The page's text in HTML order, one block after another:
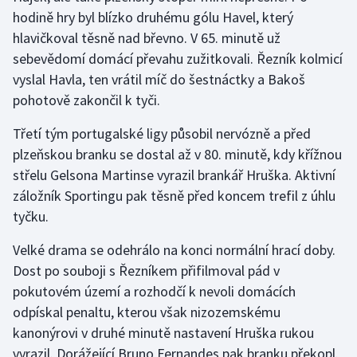
hodině hry byl blízko druhému gólu Havel, který
hlavičkoval těsně nad břevno. V 65. minutě už
sebevědomí domácí převahu zužitkovali. Řezník kolmicí
vyslal Havla, ten vrátil míč do šestnáctky a Bakoš
pohotově zakončil k tyči.
Třetí tým portugalské ligy působil nervózně a před
plzeňskou branku se dostal až v 80. minutě, kdy křížnou
střelu Gelsona Martinse vyrazil brankář Hruška. Aktivní
záložník Sportingu pak těsně před koncem trefil z úhlu
tyčku.
Velké drama se odehrálo na konci normální hrací doby.
Dost po souboji s Řezníkem přifilmoval pád v
pokutovém území a rozhodčí k nevoli domácích
odpískal penaltu, kterou však nizozemskému
kanonýrovi v druhé minutě nastavení Hruška rukou